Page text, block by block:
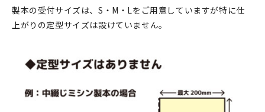
製本の受付サイズは、S・M・Lをご用意していますが特に仕
上がりの定型サイズは設けていません。